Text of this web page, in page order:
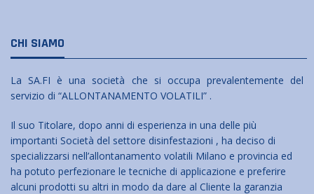
CHI SIAMO
La SA.FI è una società che si occupa prevalentemente del
servizio di “ALLONTANAMENTO VOLATILI” .
Il suo Titolare, dopo anni di esperienza in una delle più
importanti Società del settore disinfestazioni , ha deciso di
specializzarsi nell’allontanamento volatili Milano e provincia ed
ha potuto perfezionare le tecniche di applicazione e preferire
alcuni prodotti su altri in modo da dare al Cliente la garanzia